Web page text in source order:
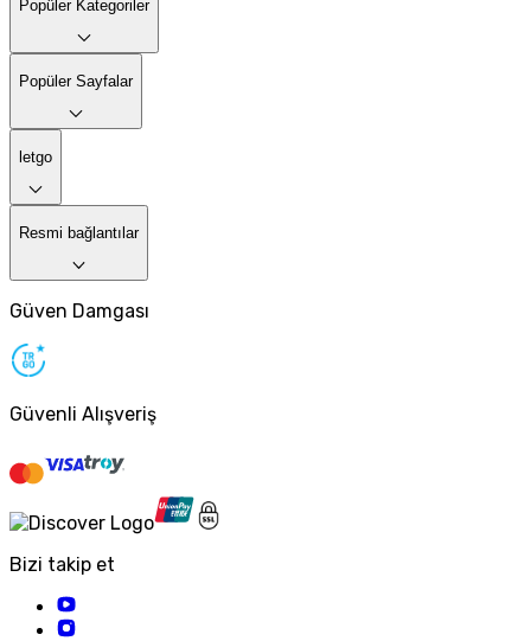
Popüler Kategoriler
Popüler Sayfalar
letgo
Resmi bağlantılar
Güven Damgası
Güvenli Alışveriş
Bizi takip et